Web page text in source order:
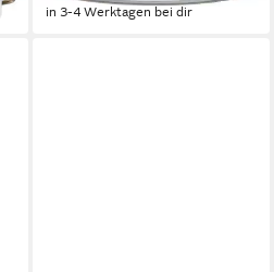
in 3-4 Werktagen bei dir